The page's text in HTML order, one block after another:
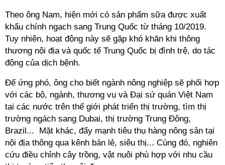
Theo ông Nam, hiện mới có sản phẩm sữa được xuất
khẩu chính ngạch sang Trung Quốc từ tháng 10/2019.
Tuy nhiên, hoạt động này sẽ gặp khó khăn khi thông
thương nội địa và quốc tế Trung Quốc bị đình trệ, do tác
động của dịch bệnh.
Để ứng phó, ông cho biết ngành nông nghiệp sẽ phối hợp
với các bộ, ngành, thương vụ và Đại sứ quán Việt Nam
tại các nước trên thế giới phát triển thị trường, tìm thị
trường ngách sang Dubai, thị trường Trung Đông,
Brazil... Mặt khác, đẩy mạnh tiêu thụ hàng nông sản tại
nội địa thông qua kênh bán lẻ, siêu thị... Cùng đó, nghiên
cứu điều chỉnh cây trồng, vật nuôi phù hợp với nhu cầu